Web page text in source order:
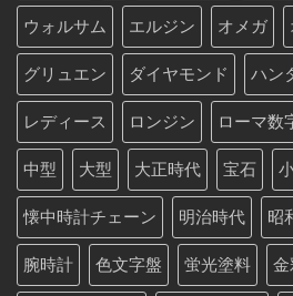
ウォルサム エルジン オメガ
グリュエン ダイヤモンド ハン
レディース ロンジン ローマ数
中型 大型 大正時代 宝石
懐中時計チェーン 明治時代 昭
腕時計 色文字盤 蛍光塗料